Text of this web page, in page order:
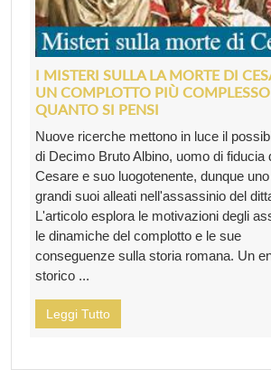
I MISTERI SULLA LA MORTE DI
UN COMPLOTTO PIÙ
QUANTO SI PENSI
Nuove ricerche mettono in luce il
di Decimo Bruto Albino, uomo di fiducia
Cesare e suo luogotenente, dunque
grandi suoi alleati nell'assassinio del
L'articolo esplora le motivazioni degli
le dinamiche del complotto e le sue
conseguenze sulla storia romana. Un
storico ...
Leggi Tutto